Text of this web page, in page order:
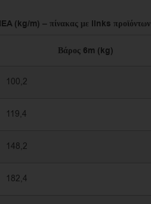
(kg/m) – πίνακας με links προϊόντων
Βάρος 6m (kg)
100,2
119,4
148,2
182,4